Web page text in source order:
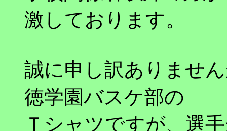
激しております。
誠に申し訳ありませ
徳学園バスケ部の
Ｔシャツですが、選